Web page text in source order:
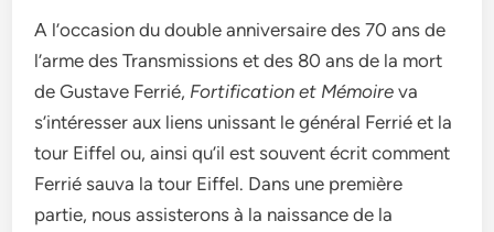
A l’occasion du double anniversaire des 70 ans de
l’arme des Transmissions et des 80 ans de la mort
de Gustave Ferrié, Fortification et Mémoire va
s’intéresser aux liens unissant le général Ferrié et la
tour Eiffel ou, ainsi qu’il est souvent écrit comment
Ferrié sauva la tour Eiffel. Dans une première
partie, nous assisterons à la naissance de la